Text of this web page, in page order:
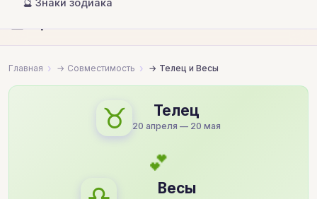
🔮 Знаки зодиака
Главная Совместимость Телец и Весы
♉ Телец
20 апреля — 20 мая
💕
Весы